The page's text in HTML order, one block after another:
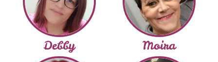
Debby Moira